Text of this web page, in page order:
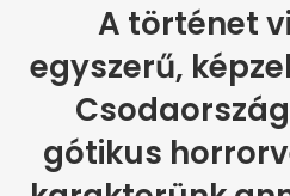
A történet
egyszerű,
gótikus